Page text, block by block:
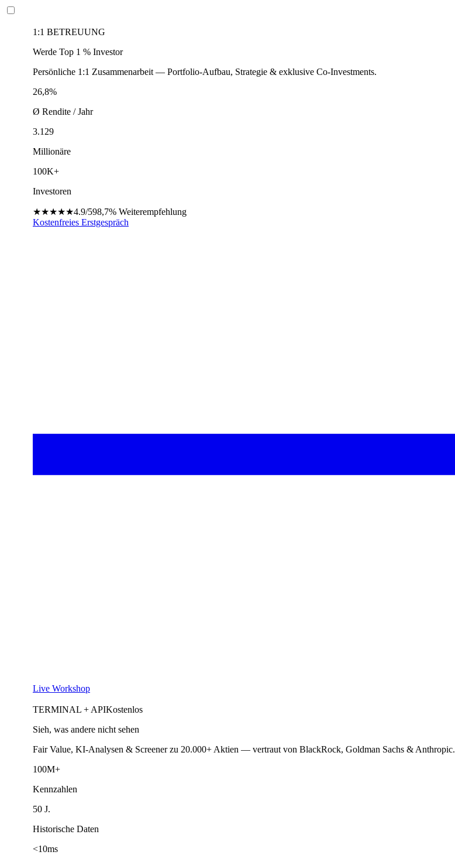
1:1 BETREUUNG
Werde Top 1 % Investor
Persönliche 1:1 Zusammenarbeit — Portfolio-Aufbau, Strategie & exklusive Co-Investments.
26,8%
Ø Rendite / Jahr
3.129
Millionäre
100K+
Investoren
★★★★★4.9/598,7% Weiterempfehlung
Kostenfreies Erstgespräch
Live Workshop
TERMINAL + APIKostenlos
Sieh, was andere nicht sehen
Fair Value, KI-Analysen & Screener zu 20.000+ Aktien — vertraut von BlackRock, Goldman Sachs & Anthropic.
100M+
Kennzahlen
50 J.
Historische Daten
<10ms